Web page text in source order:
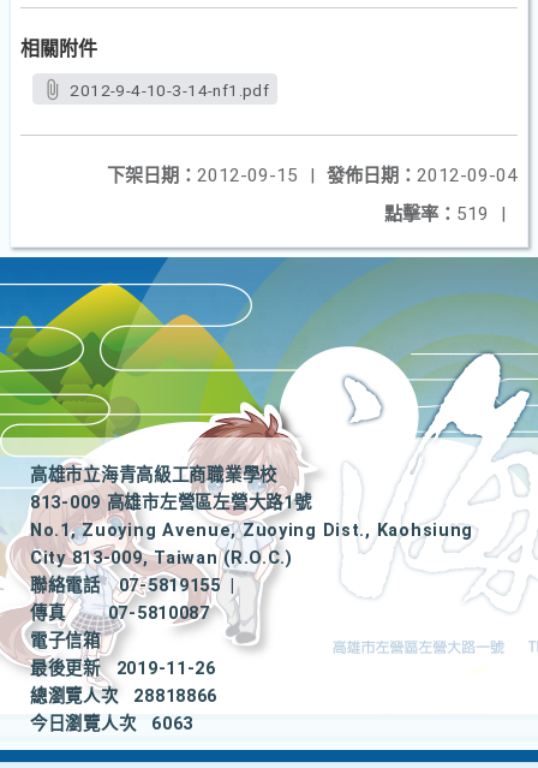
相關附件
2012-9-4-10-3-14-nf1.pdf
發佈日期： 2012-09-04
下架日期： 2012-09-15
|
點擊率： 519 |
高雄市立海青高級工商職業學校
813-009 高雄市左營區左營大路1號
No.1, Zuoying Avenue, Zuoying Dist., Kaohsiung
City 813-009, Taiwan (R.O.C.)
聯絡電話
07-5819155
|
傳真
07-5810087
電子信箱
最後更新
2019-11-26
總瀏覽人次
28818866
今日瀏覽人次
6063